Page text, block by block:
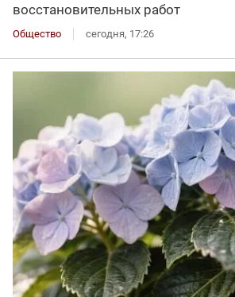
восстановительных работ
Общество сегодня, 17:26